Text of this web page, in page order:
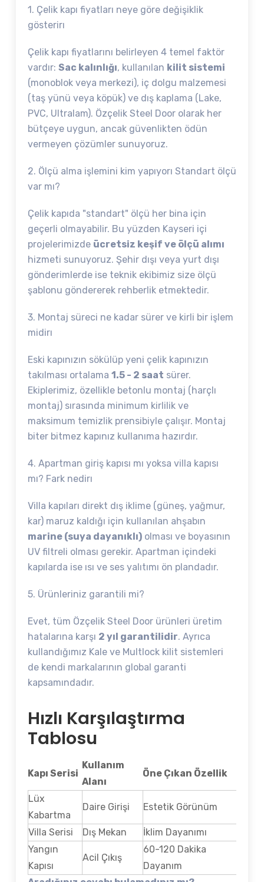
1. Çelik kapı fiyatları neye göre değişiklik
gösterirı
Çelik kapı fiyatlarını belirleyen 4 temel faktör
vardır: Sac kalınlığı, kullanılan kilit sistemi
(monoblok veya merkezi), iç dolgu malzemesi
(taş yünü veya köpük) ve dış kaplama (Lake,
PVC, Ultralam). Özçelik Steel Door olarak her
bütçeye uygun, ancak güvenlikten ödün
vermeyen çözümler sunuyoruz.
2. Ölçü alma işlemini kim yapıyorı Standart ölçü
var mı?
Çelik kapıda "standart" ölçü her bina için
geçerli olmayabilir. Bu yüzden Kayseri içi
projelerimizde ücretsiz keşif ve ölçü alımı
hizmeti sunuyoruz. Şehir dışı veya yurt dışı
gönderimlerde ise teknik ekibimiz size ölçü
şablonu göndererek rehberlik etmektedir.
3. Montaj süreci ne kadar sürer ve kirli bir işlem
midirı
Eski kapınızın sökülüp yeni çelik kapınızın
takılması ortalama 1.5 - 2 saat sürer.
Ekiplerimiz, özellikle betonlu montaj (harçlı
montaj) sırasında minimum kirlilik ve
maksimum temizlik prensibiyle çalışır. Montaj
biter bitmez kapınız kullanıma hazırdır.
4. Apartman giriş kapısı mı yoksa villa kapısı
mı? Fark nedirı
Villa kapıları direkt dış iklime (güneş, yağmur,
kar) maruz kaldığı için kullanılan ahşabın
marine (suya dayanıklı) olması ve boyasının
UV filtreli olması gerekir. Apartman içindeki
kapılarda ise ısı ve ses yalıtımı ön plandadır.
5. Ürünleriniz garantili mi?
Evet, tüm Özçelik Steel Door ürünleri üretim
hatalarına karşı 2 yıl garantilidir. Ayrıca
kullandığımız Kale ve Multlock kilit sistemleri
de kendi markalarının global garanti
kapsamındadır.
Hızlı Karşılaştırma
Tablosu
Kapı Serisi
Kullanım
Alanı
Öne Çıkan Özellik
Lüx
Kabartma
Daire Girişi Estetik Görünüm
Villa Serisi Dış Mekan
İklim Dayanımı
Yangın
Kapısı
Acil Çıkış
60-120 Dakika
Dayanım